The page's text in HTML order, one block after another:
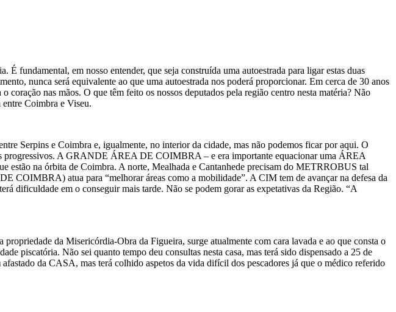
em nosso entender, que seja construída uma autoestrada para ligar estas duas
nunca será equivalente ao que uma autoestrada nos poderá proporcionar. Em cerca de 30 anos
nas mãos. O que têm feito os nossos deputados pela região centro nesta matéria? Não
entre Coimbra e Viseu.
Serpins e Coimbra e, igualmente, no interior da cidade, mas não podemos ficar por aqui. O
progressivos. A GRANDE ÁREA DE COIMBRA – e era importante equacionar uma ÁREA
na órbita de Coimbra. A norte, Mealhada e Cantanhede precisam do METRROBUS tal
atua para “melhorar áreas como a mobilidade”. A CIM tem de avançar na defesa da
dificuldade em o conseguir mais tarde. Não se podem gorar as expetativas da Região. “A
da Misericórdia-Obra da Figueira, surge atualmente com cara lavada e ao que consta o
piscatória. Não sei quanto tempo deu consultas nesta casa, mas terá sido dispensado a 25 de
da CASA, mas terá colhido aspetos da vida difícil dos pescadores já que o médico referido